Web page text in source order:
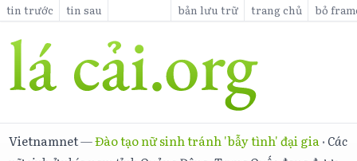
tin trước tin sau bản lưu trữ trang chủ bỏ
Vietnamnet—Đào tạo nữ sinh tránh 'bẫy tình' đại gia · Các